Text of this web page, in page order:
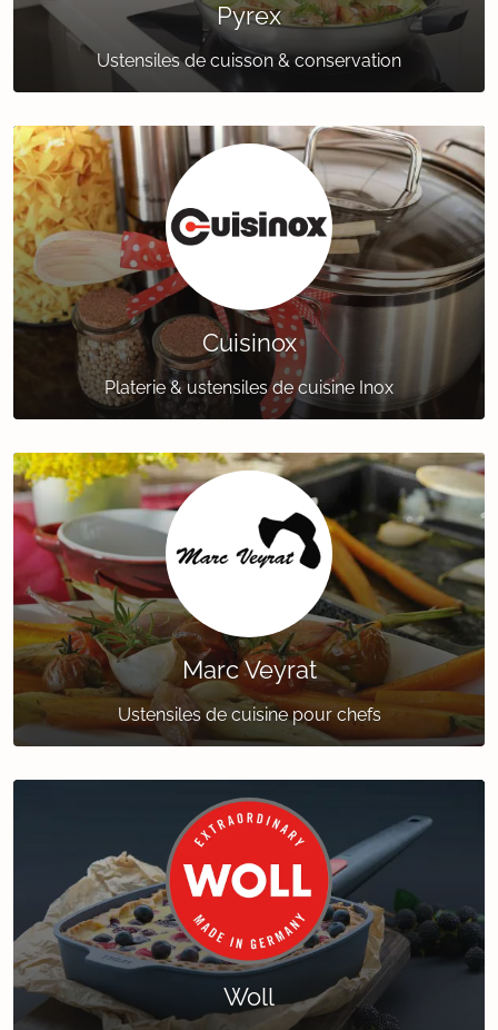
Pyrex
Ustensiles de cuisson & conservation
Cuisinox
Platerie & ustensiles de cuisine Inox
Marc Veyrat
Ustensiles de cuisine pour chefs
Woll